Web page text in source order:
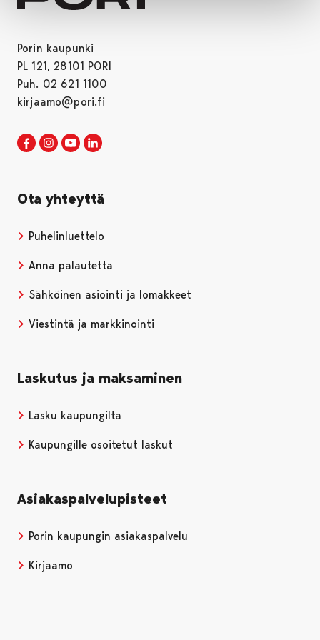
Porin kaupunki
PL 121, 28101 PORI
Puh. 02 621 1100
kirjaamo@pori.fi
Porin kaupunki Facebookissa
Avautuu uudessa välilehdessä
Porin kaupunki Instagramissa
Avautuu uudessa välilehdessä
Porin kaupunki Youtubessa
Avautuu uudessa välilehdessä
Ota yhteyttä
Puhelinluettelo
Anna palautetta
Sähköinen asiointi ja lomakkeet
Viestintä ja markkinointi
Laskutus ja maksaminen
Lasku kaupungilta
Kaupungille osoitetut laskut
Asiakaspalvelupisteet
Porin kaupungin asiakaspalvelu
Kirjaamo